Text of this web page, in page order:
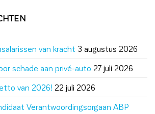
van kracht 3 augustus 2026
schade aan privé-auto 27 juli 2026
van 2026! 22 juli 2026
Verantwoordingsorgaan ABP